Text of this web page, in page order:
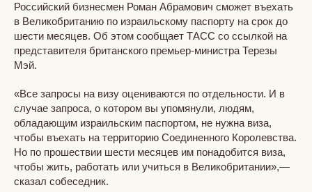
Российский бизнесмен Роман Абрамович сможет въехать
в Великобританию по израильскому паспорту на срок до
шести месяцев. Об этом сообщает ТАСС со ссылкой на
представителя британского премьер-министра Терезы
Мэй.
«Все запросы на визу оцениваются по отдельности. И в
случае запроса, о котором вы упомянули, людям,
обладающим израильским паспортом, не нужна виза,
чтобы въехать на территорию Соединенного Королевства.
Но по прошествии шести месяцев им понадобится виза,
чтобы жить, работать или учиться в Великобритании»,—
сказал собеседник.